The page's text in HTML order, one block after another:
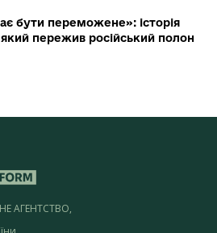
бути переможене»: історія
пережив російський полон
АГЕНТСТВО,